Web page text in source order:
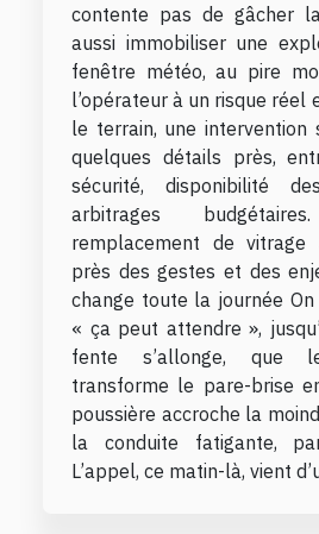
contente pas de gâcher
aussi immobiliser une
fenêtre météo, au pire
l’opérateur à un risque réel
le terrain, une intervention
quelques détails près,
sécurité, disponibilité
arbitrages
remplacement de vitrage
près des gestes et des
change toute la journée
« ça peut attendre »,
fente s’allonge, que
transforme le pare-brise
poussière accroche la
la conduite fatigante,
L’appel, ce matin-là, vient